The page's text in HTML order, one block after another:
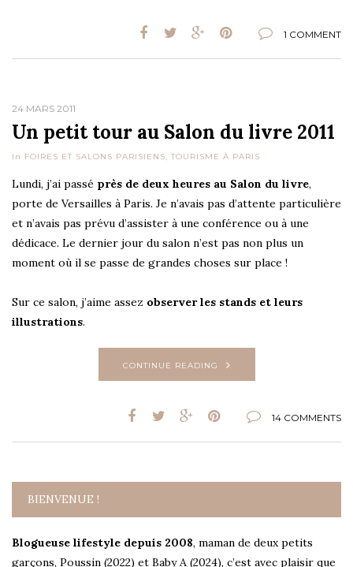
1 COMMENT
24 MARS 2011
Un petit tour au Salon du livre 2011
In FOIRES ET SALONS PARISIENS, TOURISME À PARIS
Lundi, j’ai passé près de deux heures au Salon du livre,
porte de Versailles à Paris. Je n’avais pas d’attente particulière
et n’avais pas prévu d’assister à une conférence ou à une
dédicace. Le dernier jour du salon n’est pas non plus un
moment où il se passe de grandes choses sur place !
Sur ce salon, j’aime assez observer les stands et leurs
illustrations.
CONTINUE READING
14 COMMENTS
BIENVENUE !
Blogueuse lifestyle depuis 2008, maman de deux petits
garçons, Poussin (2022) et Baby A (2024), c’est avec plaisir que